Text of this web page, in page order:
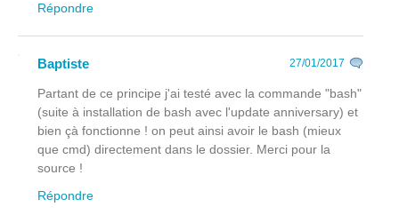
Répondre
Baptiste 27/01/2017
Partant de ce principe j'ai testé avec la commande "bash"
(suite à installation de bash avec l'update anniversary) et
bien çà fonctionne ! on peut ainsi avoir le bash (mieux
que cmd) directement dans le dossier. Merci pour la
source !
Répondre